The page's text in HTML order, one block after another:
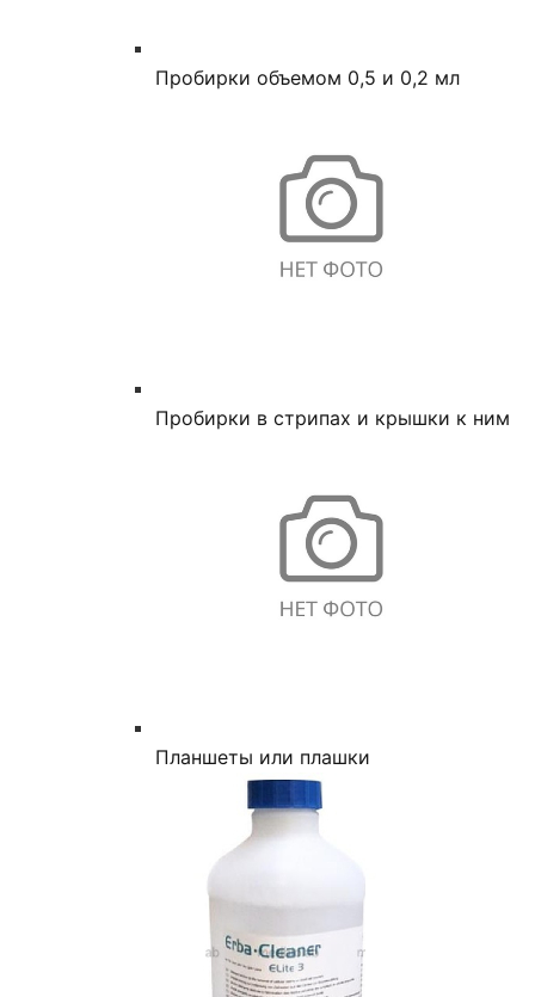
Пробирки объемом 0,5 и 0,2 мл
Пробирки в стрипах и крышки к ним
Планшеты или плашки